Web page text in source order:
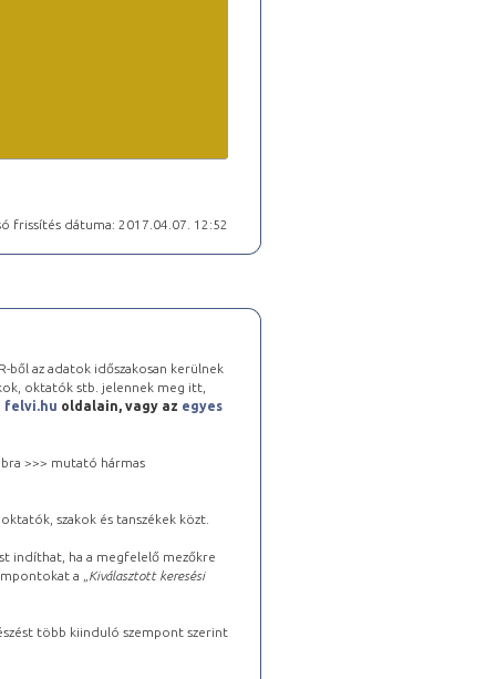
frissítés dátuma: 2017.04.07. 12:52
ből az adatok időszakosan kerülnek
oktatók stb. jelennek meg itt,
felvi.hu oldalain, vagy az egyes
>>> mutató hármas
szakok és tanszékek közt.
indíthat, ha a megfelelő mezőkre
a „ Kiválasztott keresési
több kiinduló szempont szerint